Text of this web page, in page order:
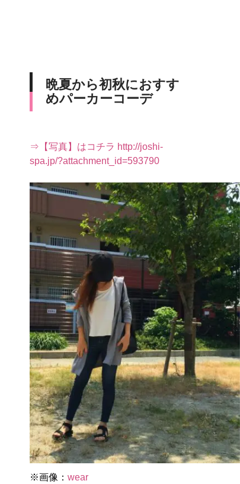
晩夏から初秋におすす
めパーカーコーデ
⇒【写真】はコチラ http://joshi-
spa.jp/?attachment_id=593790
※画像： wear